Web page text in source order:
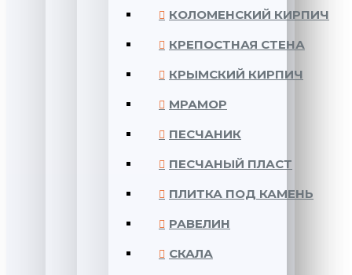
КОЛОМЕНСКИЙ КИРПИЧ
КРЕПОСТНАЯ СТЕНА
КРЫМСКИЙ КИРПИЧ
МРАМОР
ПЕСЧАНИК
ПЕСЧАНЫЙ ПЛАСТ
ПЛИТКА ПОД КАМЕНЬ
РАВЕЛИН
СКАЛА